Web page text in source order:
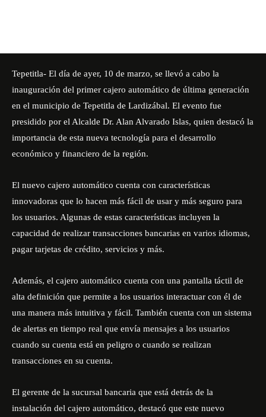
Tepetitla- El día de ayer, 10 de marzo, se llevó a cabo la
inauguración del primer cajero automático de última generación
en el municipio de Tepetitla de Lardizábal. El evento fue
presidido por el Alcalde Dr. Alan Alvarado Islas, quien destacó la
importancia de esta nueva tecnología para el desarrollo
económico y financiero de la región.
El nuevo cajero automático cuenta con características
innovadoras que lo hacen más fácil de usar y más seguro para
los usuarios. Algunas de estas características incluyen la
capacidad de realizar transacciones bancarias en varios idiomas,
pagar tarjetas de crédito, servicios y más.
Además, el cajero automático cuenta con una pantalla táctil de
alta definición que permite a los usuarios interactuar con él de
una manera más intuitiva y fácil. También cuenta con un sistema
de alertas en tiempo real que envía mensajes a los usuarios
cuando su cuenta está en peligro o cuando se realizan
transacciones en su cuenta.
El gerente de la sucursal bancaria que está detrás de la
instalación del cajero automático, destacó que este nuevo